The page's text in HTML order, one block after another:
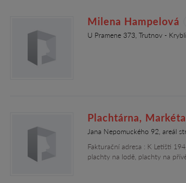
Milena Hampelová
U Pramene 373, Trutnov -
Plachtárna,
Jana Nepomuckého 92, areál
Fakturační adresa : K Letišti
plachty na lodě, plachty na